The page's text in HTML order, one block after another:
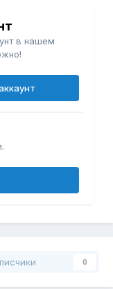
в нашем
0